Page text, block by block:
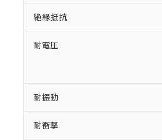
絶縁抵抗
耐電圧
耐振動
耐衝撃